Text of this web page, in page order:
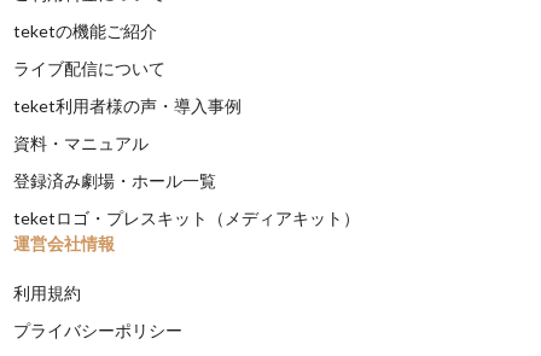
teketの機能ご紹介
ライブ配信について
teket利用者様の声・導入事例
資料・マニュアル
登録済み劇場・ホール一覧
teketロゴ・プレスキット（メディアキット）
運営会社情報
利用規約
プライバシーポリシー